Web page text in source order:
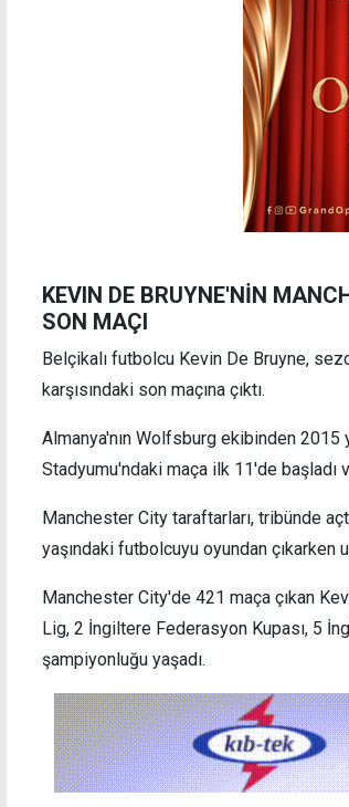
KEVIN DE BRUYNE'NİN
SON MAÇI
Belçikalı futbolcu Kevin De Bruyne,
karşısındaki son maçına çıktı.
Almanya'nın Wolfsburg ekibinden
Stadyumu'ndaki maça ilk 11'de başladı
Manchester City taraftarları, tribünde
yaşındaki futbolcuyu oyundan çıkarken
Manchester City'de 421 maça çıkan
Lig, 2 İngiltere Federasyon Kupası, 5
şampiyonluğu yaşadı.